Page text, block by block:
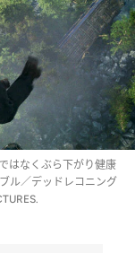
はなくぶら下がり健康
ル／デッドレコニング